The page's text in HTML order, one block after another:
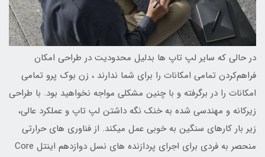
در حالی که سایر لپ تاپ ها بدلیل محدودیت در طراحی امکان
فراهم‌کردن تمامی امکانات را برای شما ندارند ، زن بوک پرو تمامی
امکانات را در برگرفته و با چنین مشکلی مواجه نخواهید بود. با طراحی
زیرکانه و مهندسی شده به خنک نگه داشتن لپ تاپ و عملکرد عالی،
زیر بار کارهای سنگین به خوبی عمل میکند. از فناوری های حرارتی
منحصر به فردی برای اجرای پردازنده های نسل دوازدهم اینتل Core